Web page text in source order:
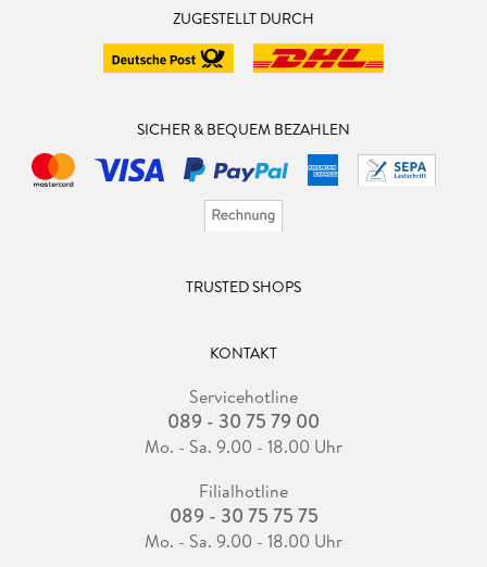
ZUGESTELLT DURCH
SICHER & BEQUEM BEZAHLEN
TRUSTED SHOPS
KONTAKT
Servicehotline
089 - 30 75 79 00
Mo. - Sa. 9.00 - 18.00 Uhr
Filialhotline
089 - 30 75 75 75
Mo. - Sa. 9.00 - 18.00 Uhr